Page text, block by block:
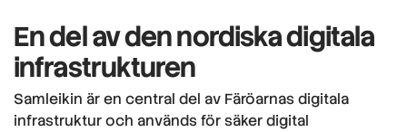
En del av den nordiska digitala
infrastrukturen
Samleikin är en central del av Färöarnas digitala
infrastruktur och används för säker digital